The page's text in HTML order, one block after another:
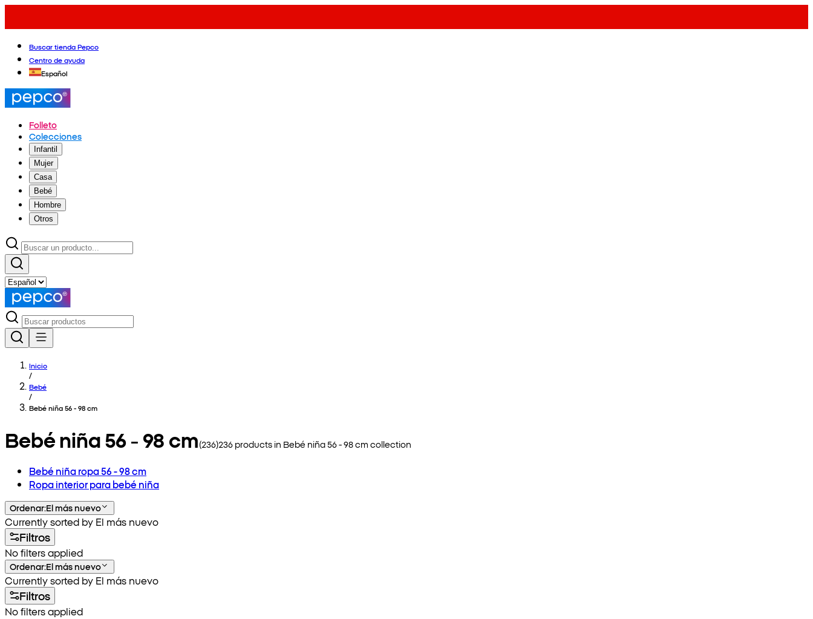
Buscar tienda Pepco
Centro de ayuda
Español
Folleto
Colecciones
Infantil
Mujer
Casa
Bebé
Hombre
Otros
Inicio
/
Bebé
/
Bebé niña 56 - 98 cm
Bebé niña 56 - 98 cm(236)236products in Bebé niña 56 - 98 cm collection
Bebé niña ropa 56 - 98 cm
Ropa interior para bebé niña
Ordenar:El más nuevo
Currently sorted by El más nuevo
Filtros
No filters applied
Ordenar:El más nuevo
Currently sorted by El más nuevo
Filtros
No filters applied